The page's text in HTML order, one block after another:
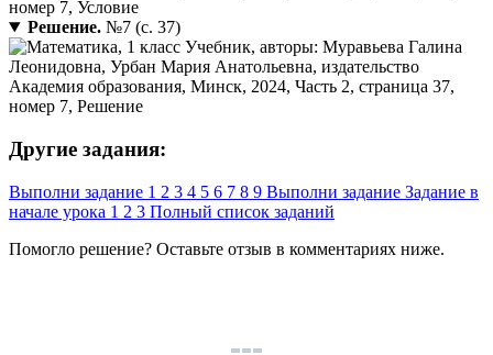
Решение.№7 (с. 37)
Другие задания:
Выполни задание 1 2 3 4 5 6 7 8 9 Выполни задание Задание в
начале урока 1 2 3 Полный список заданий
Помогло решение? Оставьте отзыв в комментариях ниже.